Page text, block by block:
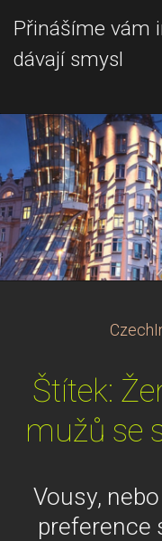
Přinášíme vám
dávají smysl
Štítek:
mužů se
Vousy,
preference